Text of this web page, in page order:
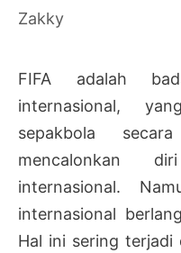
Zakky
FIFA adalah
internasional,
sepakbola
mencalonkan
internasional.
internasional
Hal ini sering terjadi